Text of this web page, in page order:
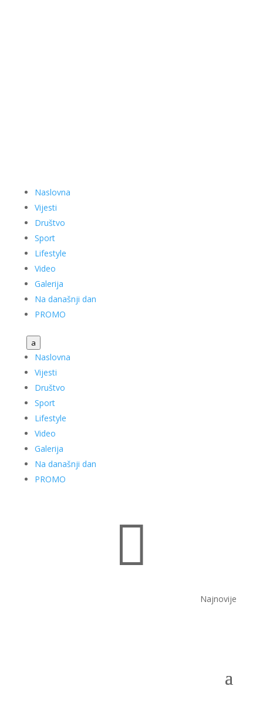
Naslovna
Vijesti
Društvo
Sport
Lifestyle
Video
Galerija
Na današnji dan
PROMO
a
Naslovna
Vijesti
Društvo
Sport
Lifestyle
Video
Galerija
Na današnji dan
PROMO

Najnovije